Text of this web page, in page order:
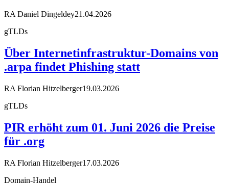
RA Daniel Dingeldey21.04.2026
gTLDs
Über Internetinfrastruktur-Domains von
.arpa findet Phishing statt
RA Florian Hitzelberger19.03.2026
gTLDs
PIR erhöht zum 01. Juni 2026 die Preise
für .org
RA Florian Hitzelberger17.03.2026
Domain-Handel